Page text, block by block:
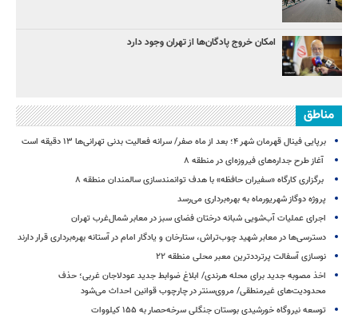
امکان خروج پادگان‌ها از تهران وجود دارد
مناطق
برپایی فینال قهرمان شهر ۴؛ بعد از ماه صفر/ سرانه فعالیت بدنی تهرانی‌ها ۱۳ دقیقه است
آغاز طرح جداره‌های فیروزه‌ای در منطقه ۸
برگزاری کارگاه «سفیران حافظه» با هدف توانمندسازی سالمندان منطقه ۸
پروژه دوگاز شهریورماه به بهره‌برداری می‌رسد
اجرای عملیات آب‌شویی شبانه درختان فضای سبز در معابر شمال‌غرب تهران
دسترسی‌ها در معابر شهید چوب‌تراش، ستارخان و یادگار امام در آستانه بهره‌برداری قرار دارند
نوسازی آسفالت پرترددترین معبر محلی منطقه ۲۲
اخذ مصوبه جدید برای محله هرندی/ ابلاغ ضوابط جدید عودلاجان غربی؛ حذف
محدودیت‌های غیرمنطقی/ مروی‌سنتر در چارچوب قوانین احداث می‌شود
توسعه نیروگاه خورشیدی بوستان جنگلی سرخه‌حصار به ۱۵۵ کیلووات